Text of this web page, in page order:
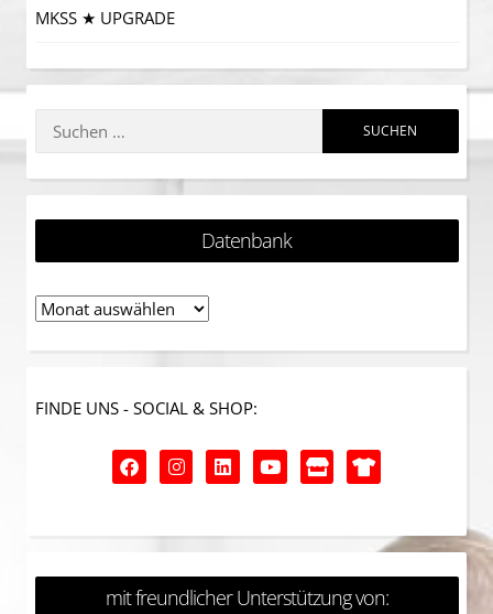
MKSS ★ UPGRADE
Datenbank
FINDE UNS - SOCIAL & SHOP:
mit freundlicher Unterstützung von: